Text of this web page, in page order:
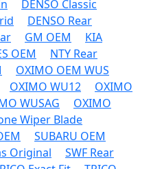
DENSO Classic
DENSO Rear
GM OEM
KIA
OEM
NTY Rear
OXIMO OEM WUS
OXIMO WU12
OXIMO
WUSAG
OXIMO
Wiper Blade
SUBARU OEM
Original
SWF Rear